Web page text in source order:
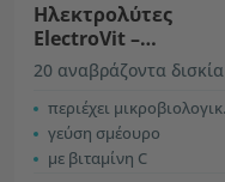
Ηλεκτρολύτες
ElectroVit –
μικροβιολογικές
καλλιέργειες
20 αναβράζοντα δισκία
περιέχει μικροβιολογικές καλλιέργειες
γεύση σμέουρο
με βιταμίνη C